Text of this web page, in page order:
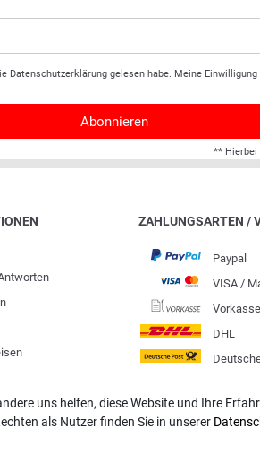
Daten­schutz­erklärunggelesen habe. Meine
Abonnieren
** Hierbei
ZAHLUNGSARTEN /
Paypal
VISA /
Vorkasse
DHL
setzt automatische und manuelle Maßnahmen ein,
uns helfen, diese Website und Ihre
als Nutzer finden Sie in unserer